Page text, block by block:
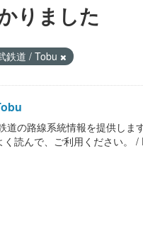
りました
鉄道 / Tobu
道の路線系統情報を提供し
読んで、ご利用ください。